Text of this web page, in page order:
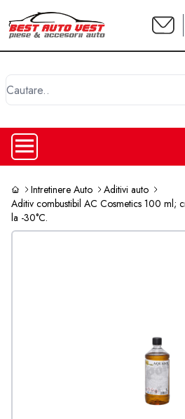
Intretinere Auto
Aditivi auto
Aditiv combustibil AC Cosmetics 100 ml;
la -30°C.